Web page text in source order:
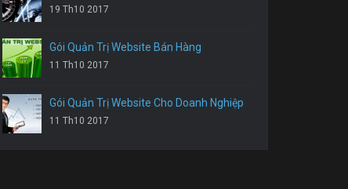
19 Th10 2017
Gói Quản Trị Website Bán Hàng
11 Th10 2017
Gói Quản Trị Website Cho Doanh Nghiệp
11 Th10 2017